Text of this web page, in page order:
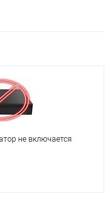
не включается